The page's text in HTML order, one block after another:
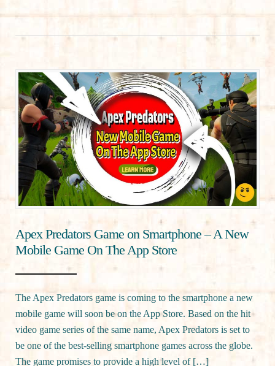
Apex Predators Game on Smartphone – A New
Mobile Game On The App Store
The Apex Predators game is coming to the smartphone a new
mobile game will soon be on the App Store. Based on the hit
video game series of the same name, Apex Predators is set to
be one of the best-selling smartphone games across the globe.
The game promises to provide a high level of […]